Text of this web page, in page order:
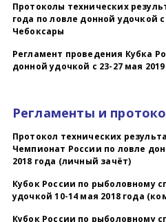
Протоколы технических
года по ловле донной удочкой с
Чебоксары
Регламент проведения Кубка
донной удочкой с 23-27 мая
Регламенты и
Протокол технических
Чемпионат России по ловле
2018 года (личный зачёт)
Кубок России по рыболовному
удочкой 10-14 мая 2018 года
Кубок России по рыболовному